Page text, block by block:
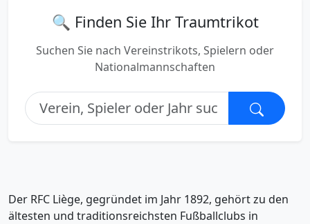
🔍 Finden Sie Ihr Traumtrikot
Suchen Sie nach Vereinstrikots, Spielern oder
Nationalmannschaften
Der RFC Liège, gegründet im Jahr 1892, gehört zu den
ältesten und traditionsreichsten Fußballclubs in